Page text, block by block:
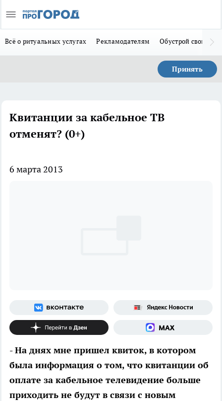
Всё о ритуальных услугах Рекламодателям Обустрой свой дом
Принять
Квитанции за кабельное ТВ
отменят? (0+)
6 марта 2013
- На днях мне пришел квиток, в котором
была информация о том, что квитанции об
оплате за кабельное телевидение больше
приходить не будут в связи с новым